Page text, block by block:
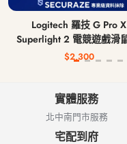
Logitech 羅技 G Pro X
Superlight 2 電競遊戲滑
線滑鼠
$2,300
實體服務
北中南門市服務
宅配到府